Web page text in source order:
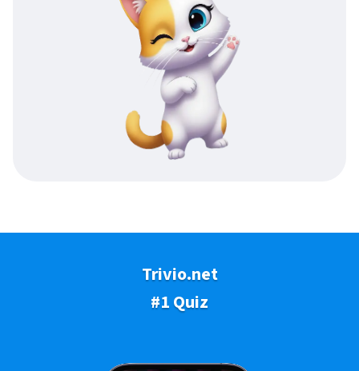
Trivio.net
#1 Quiz